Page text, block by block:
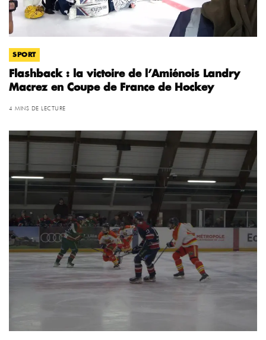
SPORT
Flashback : la victoire de l’Amiénois Landry
Macrez en Coupe de France de Hockey
4 MINS DE LECTURE